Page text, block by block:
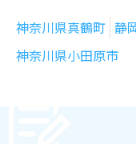
神奈川県真鶴町 静
神奈川県小田原市